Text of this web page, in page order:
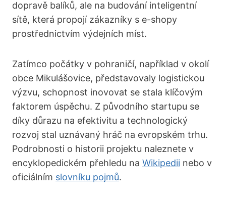
dopravě balíků, ale na budování inteligentní
sítě, která propojí zákazníky s e-shopy
prostřednictvím výdejních míst.
Zatímco počátky v pohraničí, například v okolí
obce Mikulášovice, představovaly logistickou
výzvu, schopnost inovovat se stala klíčovým
faktorem úspěchu. Z původního startupu se
díky důrazu na efektivitu a technologický
rozvoj stal uznávaný hráč na evropském trhu.
Podrobnosti o historii projektu naleznete v
encyklopedickém přehledu na Wikipedii nebo v
oficiálním slovníku pojmů.